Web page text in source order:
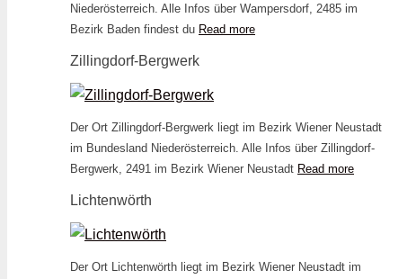
Niederösterreich. Alle Infos über Wampersdorf, 2485 im
Bezirk Baden findest du Read more
Zillingdorf-Bergwerk
Der Ort Zillingdorf-Bergwerk liegt im Bezirk Wiener Neustadt
im Bundesland Niederösterreich. Alle Infos über Zillingdorf-
Bergwerk, 2491 im Bezirk Wiener Neustadt Read more
Lichtenwörth
Der Ort Lichtenwörth liegt im Bezirk Wiener Neustadt im